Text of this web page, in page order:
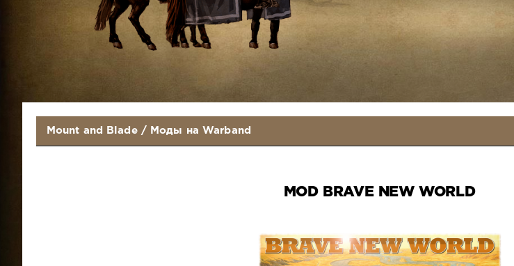
Mount and Blade/ Моды на Warband
MOD BRAVE NEW WORLD